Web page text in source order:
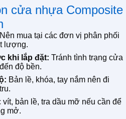
cửa nhựa Composite
Nên mua tại các đơn vị phân phối
lượng.
khi lắp đặt: Tránh tình trạng cửa
độ bền.
Bản lề, khóa, tay nắm nên đi
vít, bản lề, tra dầu mỡ nếu cần để
mở.